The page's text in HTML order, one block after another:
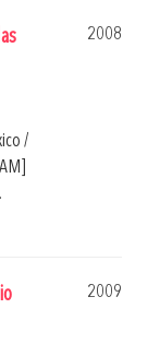
2008
/
2009